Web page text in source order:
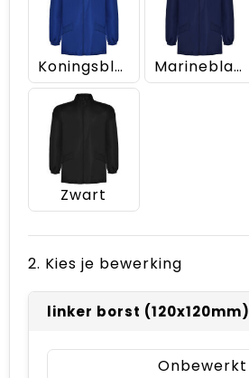
Koningsblauw Marineblauw
Zwart
2. Kies je bewerking
linker borst (120x120mm)
Onbewerkt